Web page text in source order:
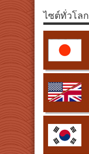
ไซต์ทั่วโลก